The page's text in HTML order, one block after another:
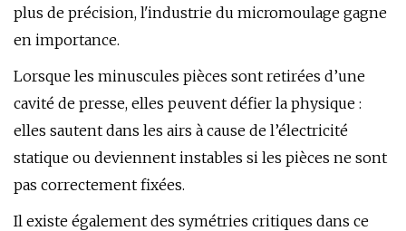
plus de précision, l'industrie du micromoulage gagne
en importance.
Lorsque les minuscules pièces sont retirées d’une
cavité de presse, elles peuvent défier la physique :
elles sautent dans les airs à cause de l’électricité
statique ou deviennent instables si les pièces ne sont
pas correctement fixées.
Il existe également des symétries critiques dans ce